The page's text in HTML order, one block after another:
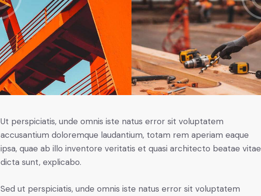
Ut perspiciatis, unde omnis iste natus error sit voluptatem
accusantium doloremque laudantium, totam rem aperiam eaque
ipsa, quae ab illo inventore veritatis et quasi architecto beatae vitae
dicta sunt, explicabo.
Sed ut perspiciatis, unde omnis iste natus error sit voluptatem